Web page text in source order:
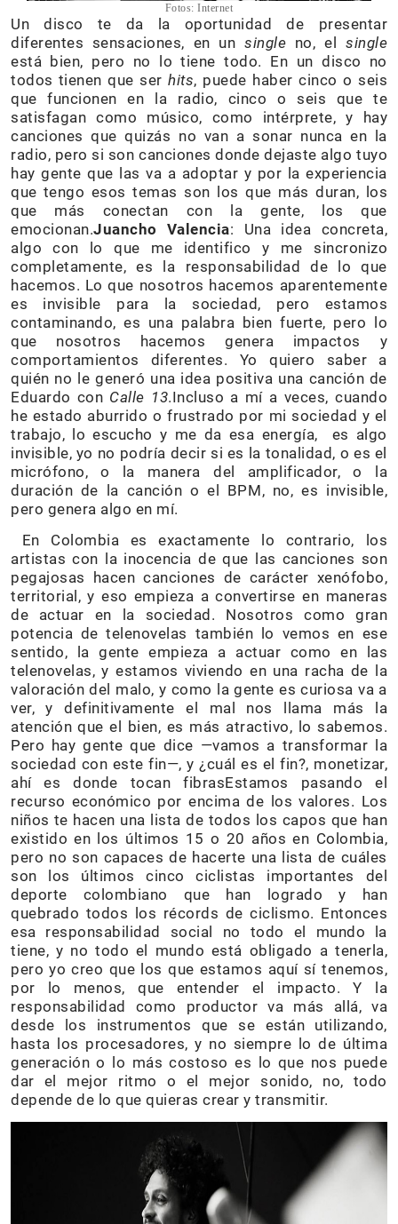
Fotos: Internet
Un disco te da la oportunidad de presentar
diferentes sensaciones, en unsingle no, elsingle
está bien, pero no lo tiene todo. En un disco no
todos tienen que serhits, puede haber cinco o seis
que funcionen en la radio, cinco o seis que te
satisfagan como músico, como intérprete, y hay
canciones que quizás no van a sonar nunca en la
radio, pero si son canciones donde dejaste algo tuyo
hay gente que las va a adoptar y por la experiencia
que tengo esos temas son los que más duran, los
que más conectan con la gente, los que
emocionan.Juancho Valencia: Una idea concreta,
algo con lo que me identifico y me sincronizo
completamente, es la responsabilidad de lo que
hacemos. Lo que nosotros hacemos aparentemente
es invisible para la sociedad, pero estamos
contaminando, es una palabra bien fuerte, pero lo
que nosotros hacemos genera impactos y
comportamientos diferentes. Yo quiero saber a
quién no le generó una idea positiva una canción de
Eduardo con Calle 13.Incluso a mí a veces, cuando
he estado aburrido o frustrado por mi sociedad y el
trabajo, lo escucho y me da esa energía, es algo
invisible, yo no podría decir si es la tonalidad, o es el
micrófono, o la manera del amplificador, o la
duración de la canción o el BPM, no, es invisible,
pero genera algo en mí.
En Colombia es exactamente lo contrario, los
artistas con la inocencia de que las canciones son
pegajosas hacen canciones de carácter xenófobo,
territorial, y eso empieza a convertirse en maneras
de actuar en la sociedad. Nosotros como gran
potencia de telenovelas también lo vemos en ese
sentido, la gente empieza a actuar como en las
telenovelas, y estamos viviendo en una racha de la
valoración del malo, y como la gente es curiosa va a
ver, y definitivamente el mal nos llama más la
atención que el bien, es más atractivo, lo sabemos.
Pero hay gente que dice —vamos a transformar la
sociedad con este fin—, y ¿cuál es el fin?, monetizar,
ahí es donde tocan fibrasEstamos pasando el
recurso económico por encima de los valores. Los
niños te hacen una lista de todos los capos que han
existido en los últimos 15 o 20 años en Colombia,
pero no son capaces de hacerte una lista de cuáles
son los últimos cinco ciclistas importantes del
deporte colombiano que han logrado y han
quebrado todos los récords de ciclismo. Entonces
esa responsabilidad social no todo el mundo la
tiene, y no todo el mundo está obligado a tenerla,
pero yo creo que los que estamos aquí sí tenemos,
por lo menos, que entender el impacto. Y la
responsabilidad como productor va más allá, va
desde los instrumentos que se están utilizando,
hasta los procesadores, y no siempre lo de última
generación o lo más costoso es lo que nos puede
dar el mejor ritmo o el mejor sonido, no, todo
depende de lo que quieras crear y transmitir.